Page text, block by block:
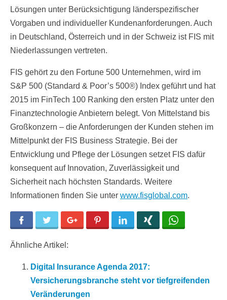
Lösungen unter Berücksichtigung länderspezifischer
Vorgaben und individueller Kundenanforderungen. Auch
in Deutschland, Österreich und in der Schweiz ist FIS mit
Niederlassungen vertreten.
FIS gehört zu den Fortune 500 Unternehmen, wird im
S&P 500 (Standard & Poor’s 500®) Index geführt und hat
2015 im FinTech 100 Ranking den ersten Platz unter den
Finanztechnologie Anbietern belegt. Von Mittelstand bis
Großkonzern – die Anforderungen der Kunden stehen im
Mittelpunkt der FIS Business Strategie. Bei der
Entwicklung und Pflege der Lösungen setzet FIS dafür
konsequent auf Innovation, Zuverlässigkeit und
Sicherheit nach höchsten Standards. Weitere
Informationen finden Sie unter www.fisglobal.com.
Facebook Twitter Google+ Pinterest LinkedIn
Ähnliche Artikel:
Digital Insurance Agenda 2017:
Versicherungsbranche steht vor tiefgreifenden
Veränderungen